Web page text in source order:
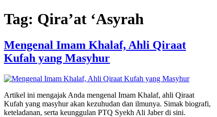
Skip
to
Tag: Qira’at ‘Asyrah
Mengenal Imam Khalaf, Ahli Qiraat
Kufah yang Masyhur
Artikel ini mengajak Anda mengenal Imam Khalaf, ahli Qiraat
Kufah yang masyhur akan kezuhudan dan ilmunya. Simak biografi,
keteladanan, serta keunggulan PTQ Syekh Ali Jaber di sini.